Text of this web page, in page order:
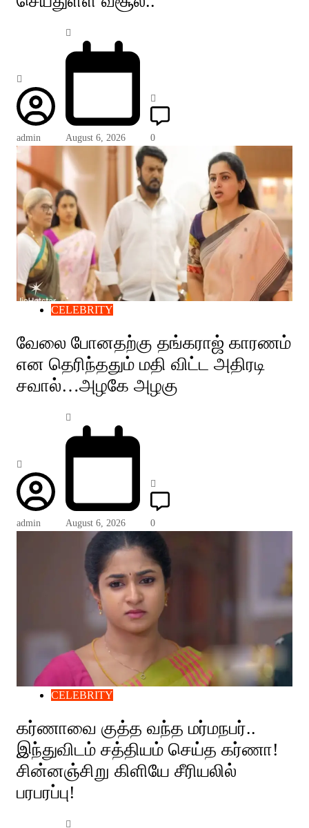
admin August 6, 2026 0
CELEBRITY
வேலை போனதற்கு தங்கராஜ் காரணம்
என தெரிந்ததும் மதி விட்ட அதிரடி
சவால்…அழகே அழகு
admin August 6, 2026 0
CELEBRITY
கர்ணாவை குத்த வந்த மர்மநபர்..
இந்துவிடம் சத்தியம் செய்த கர்ணா!
சின்னஞ்சிறு கிளியே சீரியலில்
பரபரப்பு!